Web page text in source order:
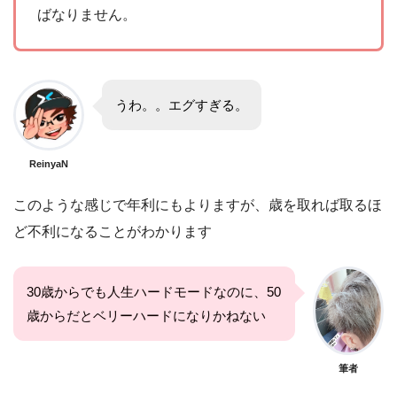
ばなりません。
ReinyaN
うわ。。エグすぎる。
このような感じで年利にもよりますが、歳を取れば取るほ
ど不利になることがわかります
30歳からでも人生ハードモードなのに、50
歳からだとベリーハードになりかねない
筆者